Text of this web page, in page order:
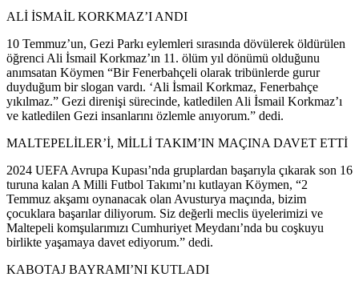
ALİ İSMAİL KORKMAZ’I ANDI
10 Temmuz’un, Gezi Parkı eylemleri sırasında dövülerek öldürülen
öğrenci Ali İsmail Korkmaz’ın 11. ölüm yıl dönümü olduğunu
anımsatan Köymen “Bir Fenerbahçeli olarak tribünlerde gurur
duyduğum bir slogan vardı. ‘Ali İsmail Korkmaz, Fenerbahçe
yıkılmaz.” Gezi direnişi sürecinde, katledilen Ali İsmail Korkmaz’ı
ve katledilen Gezi insanlarını özlemle anıyorum.” dedi.
MALTEPELİLER’İ, MİLLİ TAKIM’IN MAÇINA DAVET ETTİ
2024 UEFA Avrupa Kupası’nda gruplardan başarıyla çıkarak son 16
turuna kalan A Milli Futbol Takımı’nı kutlayan Köymen, “2
Temmuz akşamı oynanacak olan Avusturya maçında, bizim
çocuklara başarılar diliyorum. Siz değerli meclis üyelerimizi ve
Maltepeli komşularımızı Cumhuriyet Meydanı’nda bu coşkuyu
birlikte yaşamaya davet ediyorum.” dedi.
KABOTAJ BAYRAMI’NI KUTLADI